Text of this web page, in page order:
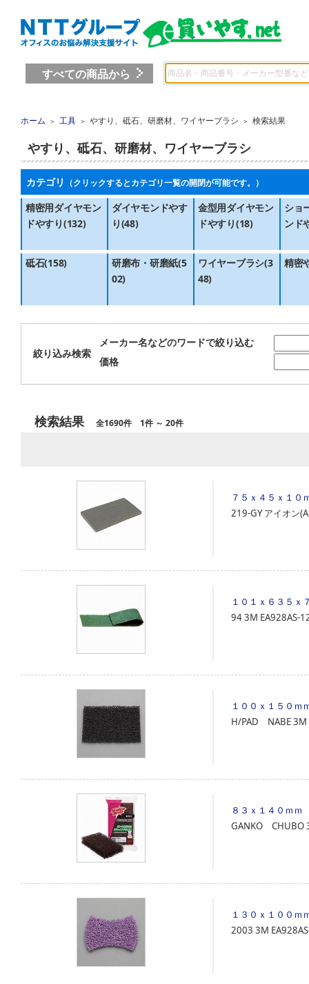
すべての商品から
ホーム ＞ 工具 ＞ やすり、砥石、研磨材、ワイヤーブラシ ＞ 検索結果
やすり、砥石、研磨材、ワイヤーブラシ
カテゴリ （クリックするとカテゴリ一覧の開閉が可能です。）
精密用ダイヤモン
ドやすり(132)
ダイヤモンドやす
り(48)
金型用ダイヤモン
ドやすり(18)
ショ
ンド
砥石(158)
研磨布・研磨紙(5
02)
ワイヤーブラシ(3
48)
精密
絞り込み検索
メーカー名などのワードで絞り込む
価格
検索結果 全1690件 1件 ～ 20件
７５ｘ４５ｘ１
219‐GY アイオン
１０１ｘ６３５
943M EA928AS-
１００ｘ１５０
H/PAD NABE3M
８３ｘ１４０ｍ
GANKO CHUBO
１３０ｘ１００
2003 3M